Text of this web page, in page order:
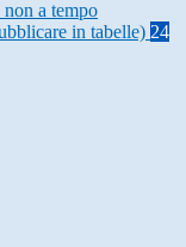
a tempo
in tabelle) 24